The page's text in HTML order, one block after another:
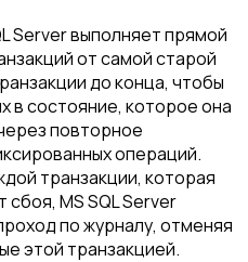
Server выполняет прямой
от самой старой
до конца, чтобы
в состояние, которое она
повторное
операций.
транзакции, которая
MS SQL Server
по журналу, отменяя
этой транзакцией.